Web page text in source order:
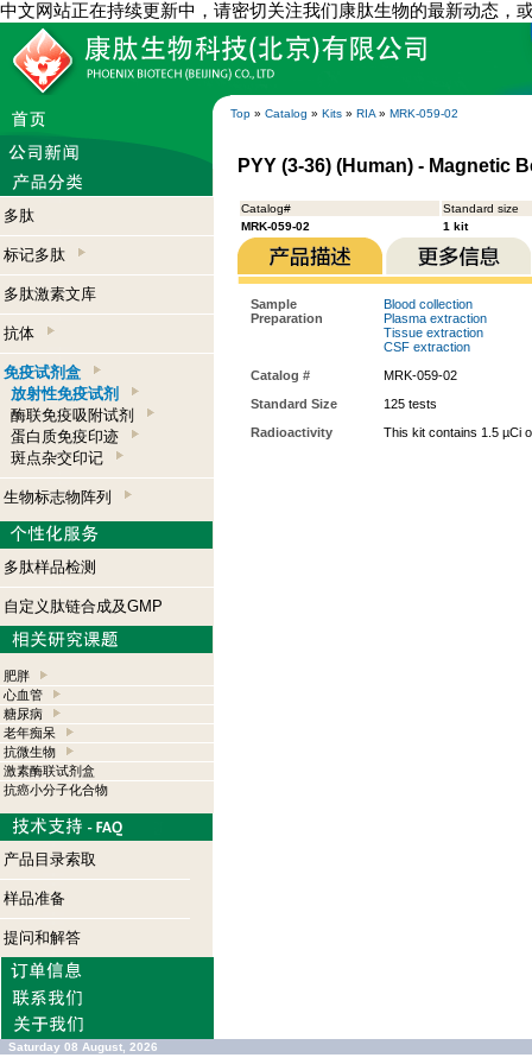
中文网站正在持续更新中，请密切关注我们康肽生物的最新动态，
Top » Catalog » Kits » RIA » MRK-059-02
多肽
标记多肽
多肽激素文库
抗体
免疫试剂盒
放射性免疫试剂
酶联免疫吸附试剂
蛋白质免疫印迹
斑点杂交印记
生物标志物阵列
多肽样品检测
自定义肽链合成及GMP
肥胖
心血管
糖尿病
老年痴呆
抗微生物
激素酶联试剂盒
抗癌小分子化合物
产品目录索取
样品准备
提问和解答
PYY (3-36) (Human) - Magnetic
Catalog#
Standard size
MRK-059-02
1 kit
Sample
Preparation
Blood collection
Plasma extraction
Tissue extraction
CSF extraction
Catalog #
MRK-059-02
Standard Size
125 tests
Radioactivity
This kit contains 1.5 µCi
Saturday 08 August, 2026